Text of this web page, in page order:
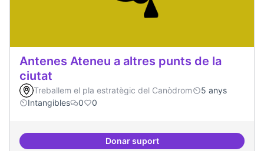
Antenes Ateneu a altres punts de la
ciutat
Treballem el pla estratègic del Canòdrom
5 anys
Intangibles
0 0
Donar suportAntenes Ateneu a altres punts